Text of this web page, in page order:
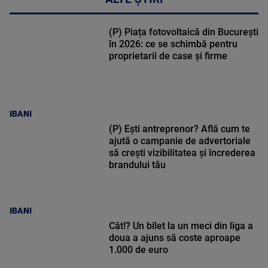
IBANI
(P) Piața fotovoltaică din București
în 2026: ce se schimbă pentru
proprietarii de case și firme
IBANI
(P) Ești antreprenor? Află cum te
ajută o campanie de advertoriale
să crești vizibilitatea și încrederea
brandului tău
Cât!? Un bilet la un meci din liga a
doua a ajuns să coste aproape
1.000 de euro